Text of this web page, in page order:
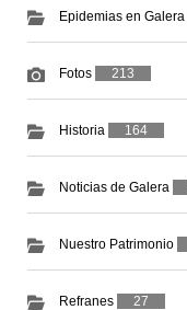
Epidemias en Galera
Fotos 213
Historia 164
Noticias de Galera
Nuestro Patrimonio
Refranes 27